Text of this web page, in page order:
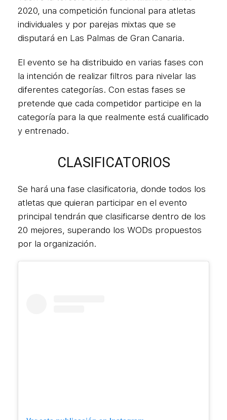
2020, una competición funcional para atletas
individuales y por parejas mixtas que se
disputará en Las Palmas de Gran Canaria.
El evento se ha distribuido en varias fases con
la intención de realizar filtros para nivelar las
diferentes categorías. Con estas fases se
pretende que cada competidor participe en la
categoría para la que realmente está cualificado
y entrenado.
CLASIFICATORIOS
Se hará una fase clasificatoria, donde todos los
atletas que quieran participar en el evento
principal tendrán que clasificarse dentro de los
20 mejores, superando los WODs propuestos
por la organización.